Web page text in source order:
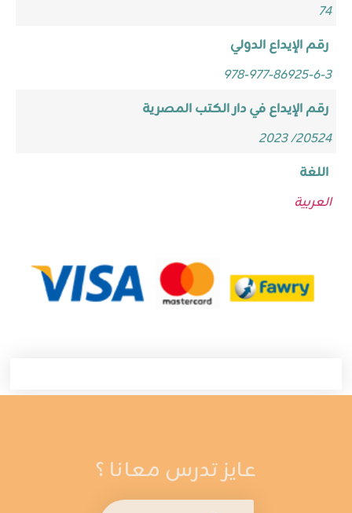
74
رقم الإيداع الدولي
978-977-86925-6-3
رقم الإيداع في دار الكتب المصرية
20524/ 2023
اللغة
العربية
عايز تدرس معانا ؟